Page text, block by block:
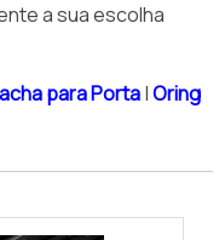
a sua escolha
para Porta|Oring